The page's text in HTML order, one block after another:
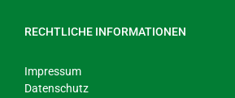
RECHTLICHE INFORMATIONEN
Impressum
Datenschutz